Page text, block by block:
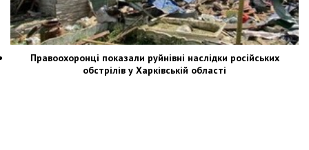
Правоохоронці показали руйнівні наслідки російських
обстрілів у Харківській області